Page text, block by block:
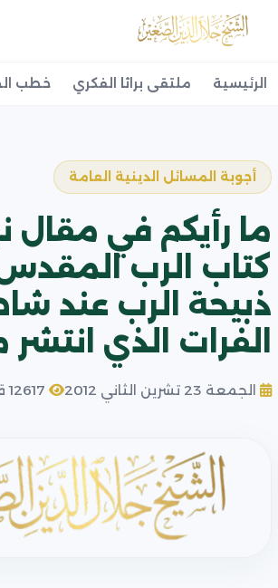
الرئيسية ملتقى براثا الفكري خطب
أجوبة المسائل الدينية العامة
ما رأيكم في مقال
كتاب الرب
ذبيحة الرب عند
الفرات الذي انتشر
الجمعة 23 تشرين الثاني 2012